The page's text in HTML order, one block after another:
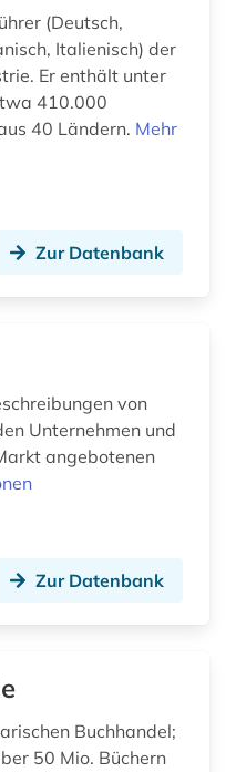
berühmte persönlichkeit (4)
(2)
betriebswirtschaftslehre (2)
(Deutsch,
Italienisch) der
Er enthält unter
410.000
40 Ländern. Mehr
Zur Datenbank
von
Unternehmen und
angebotenen
Zur Datenbank
Buchhandel;
50 Mio. Büchern